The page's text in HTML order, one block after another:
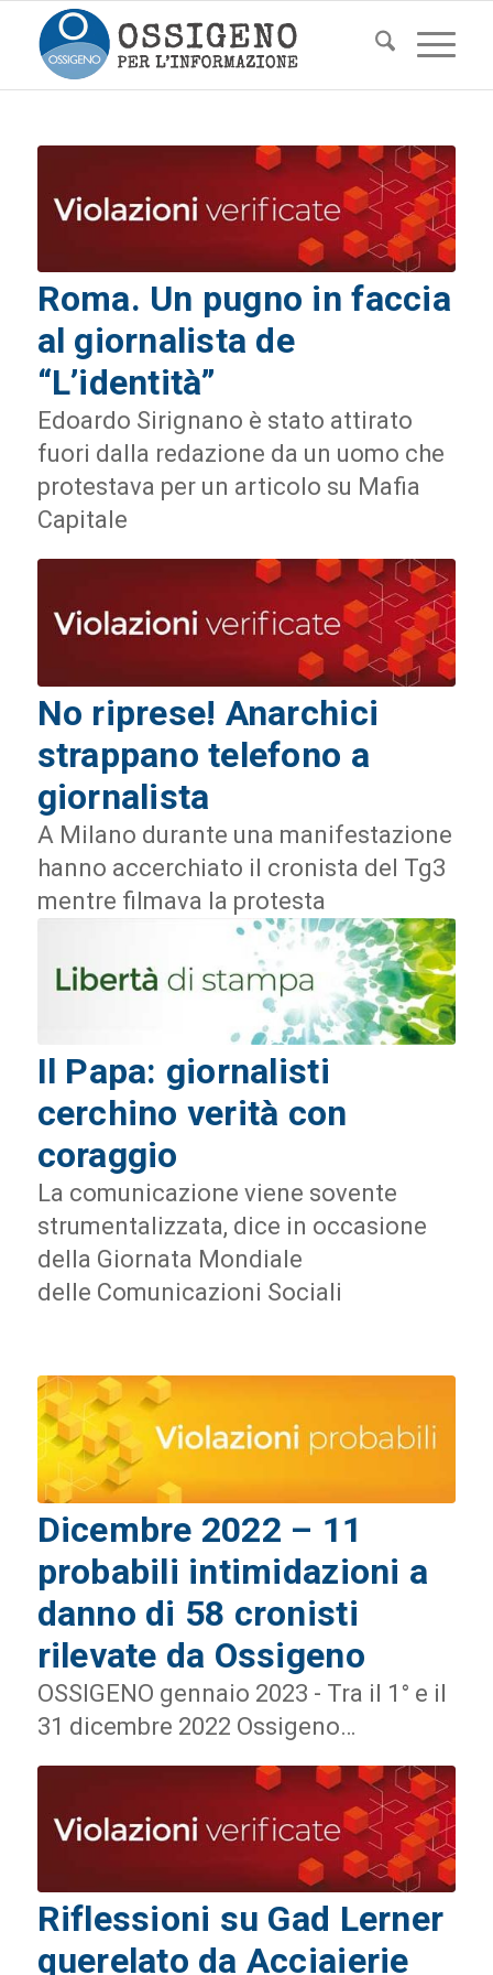
Roma. Un pugno in faccia
al giornalista de
“L’identità”
Edoardo Sirignano è stato attirato
fuori dalla redazione da un uomo che
protestava per un articolo su Mafia
Capitale
No riprese! Anarchici
strappano telefono a
giornalista
A Milano durante una manifestazione
hanno accerchiato il cronista del Tg3
mentre filmava la protesta
Il Papa: giornalisti
cerchino verità con
coraggio
La comunicazione viene sovente
strumentalizzata, dice in occasione
della Giornata Mondiale
delle Comunicazioni Sociali
Dicembre 2022 – 11
probabili intimidazioni a
danno di 58 cronisti
rilevate da Ossigeno
OSSIGENO gennaio 2023 - Tra il 1° e il
31 dicembre 2022 Ossigeno…
Riflessioni su Gad Lerner
querelato da Acciaierie